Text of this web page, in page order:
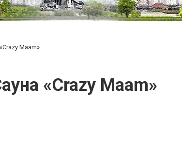
Maam»
«Crazy Maam»